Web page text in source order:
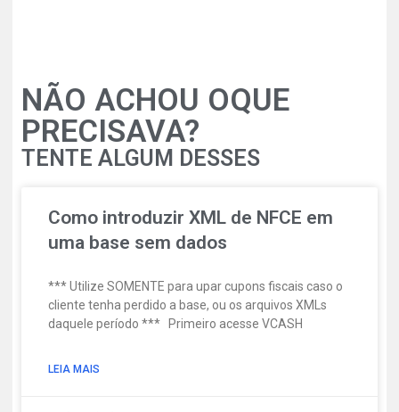
NÃO ACHOU OQUE
PRECISAVA?
TENTE ALGUM DESSES
Como introduzir XML de NFCE em
uma base sem dados
*** Utilize SOMENTE para upar cupons fiscais caso o
cliente tenha perdido a base, ou os arquivos XMLs
daquele período *** Primeiro acesse VCASH
LEIA MAIS